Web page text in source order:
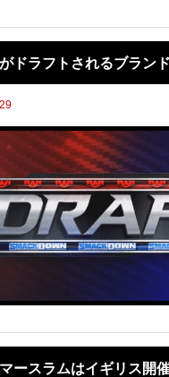
ドラフトされるブラン
ースラムはイギリス開